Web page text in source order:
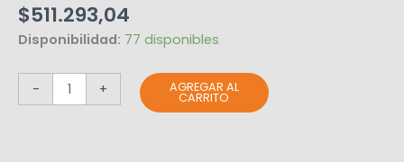
$511.293,04
Disponibilidad: 77 disponibles
- + AGREGAR AL
CARRITO